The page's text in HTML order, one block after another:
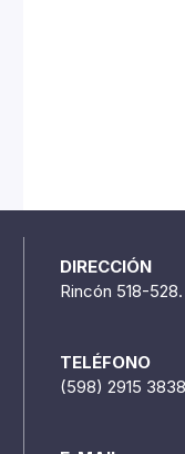
DIRECCIÓN
Rincón 518-
TELÉFONO
(598) 2915 3838